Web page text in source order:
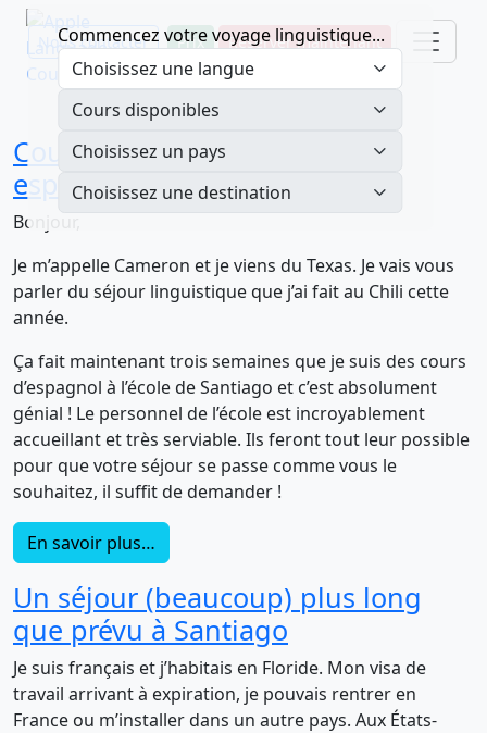
Nous contacter Prix Réserver maintenant
Commencez votre voyage linguistique...
Cours de salsa, équitation et
espagnol !
Bonjour,
Je m’appelle Cameron et je viens du Texas. Je vais vous
parler du séjour linguistique que j’ai fait au Chili cette
année.
Ça fait maintenant trois semaines que je suis des cours
d’espagnol à l’école de Santiago et c’est absolument
génial ! Le personnel de l’école est incroyablement
accueillant et très serviable. Ils feront tout leur possible
pour que votre séjour se passe comme vous le
souhaitez, il suffit de demander !
En savoir plus…
Un séjour (beaucoup) plus long
que prévu à Santiago
Je suis français et j’habitais en Floride. Mon visa de
travail arrivant à expiration, je pouvais rentrer en
France ou m’installer dans un autre pays. Aux États-